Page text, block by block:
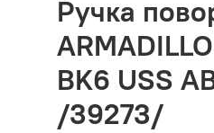
Ручка
BK6 USS
/39273/